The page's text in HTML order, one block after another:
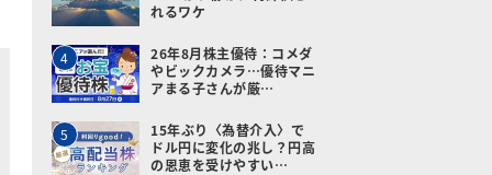
れるワケ
4
26年8月株主優待：コメダ
やビックカメラ…優待マニ
アまる子さんが厳…
5
15年ぶり〈為替介入〉で
ドル円に変化の兆し？円高
の恩恵を受けやすい…